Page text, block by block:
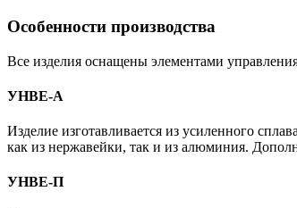
Особенности производства
Все изделия оснащены элементами
УНВЕ-A
Изделие изготавливается из усиленного
как из нержавейки, так и из алюминия.
УНВЕ-П